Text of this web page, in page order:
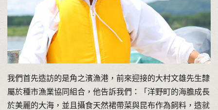
我們首先造訪的是角之濱漁港，前來迎接的大村文雄先生隸
屬於種市漁業協同組合，他告訴我們：「洋野町的海膽成長
於美麗的大海，並且攝食天然裙帶菜與昆布作為飼料，造就